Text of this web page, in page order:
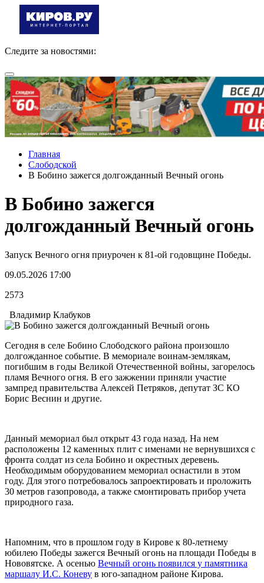
Следите за новостями:
Главная
Слободской
В Бобино зажегся долгожданный Вечный огонь
В Бобино зажегся
долгожданный Вечный огонь
Запуск Вечного огня приурочен к 81-ой годовщине Победы.
09.05.2026 17:00
2573
Владимир Клабуков
Сегодня в селе Бобино Слободского района произошло
долгожданное событие. В мемориале воинам-землякам,
погибшим в годы Великой Отечественной войны, загорелось
пламя Вечного огня. В его зажжении приняли участие
зампред правительства Алексей Петряков, депутат ЗС КО
Борис Веснин и другие.
Данный мемориал был открыт 43 года назад. На нем
расположены 12 каменных плит с именами не вернувшихся с
фронта солдат из села Бобино и окрестных деревень.
Необходимым оборудованием мемориал оснастили в этом
году. Для этого потребовалось запроектировать и проложить
30 метров газопровода, а также смонтировать прибор учета
природного газа.
Напомним, что в прошлом году в Кирове к 80-летнему
юбилею Победы зажегся Вечный огонь на площади Победы в
Нововятске. А осенью Вечный огонь появился у памятника
маршалу И.С. Коневу в юго-западном районе Кирова.